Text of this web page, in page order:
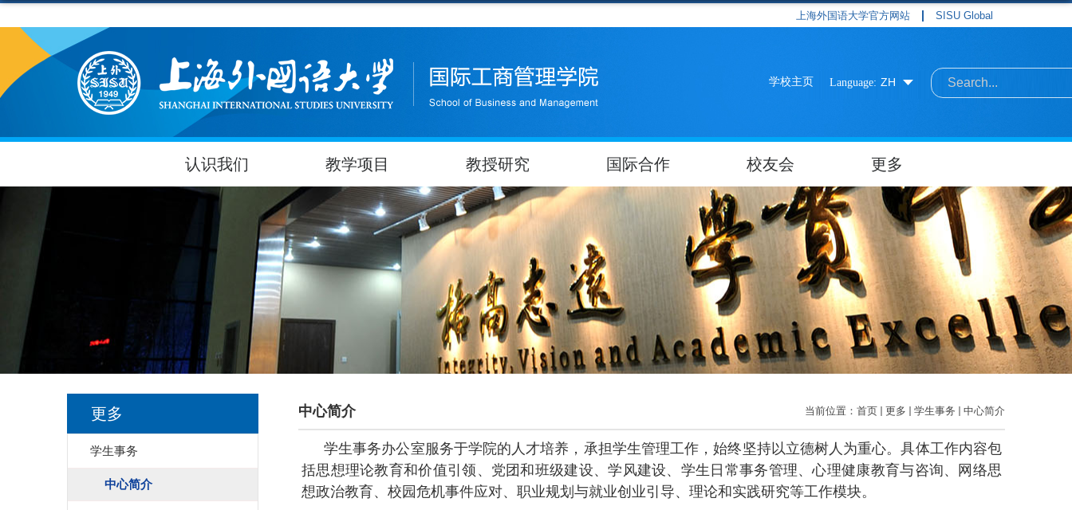
上海外国语大学官方网站 SISU Global
学校主页 Language: ZH
认识我们 教学项目 教授研究 国际合作 校友会 更多
更多
学生事务
中心简介
中心简介 当前位置： 首页 更多 学生事务 中心简介
学生事务办公室服务于学院的人才培养，承担学生管理工作，始终坚持以立德树人为重心。具体工作内容包
括思想理论教育和价值引领、党团和班级建设、学风建设、学生日常事务管理、心理健康教育与咨询、网络思
想政治教育、校园危机事件应对、职业规划与就业创业引导、理论和实践研究等工作模块。